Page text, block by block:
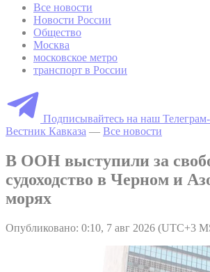
Все новости
Новости России
Общество
Москва
московское метро
транспорт в России
Подписывайтесь на наш
Вестник Кавказа — Все новости
В ООН выступили за
судоходство в Черном и
морях
Опубликовано: 0:10, 7 авг 2026 (UTC+3